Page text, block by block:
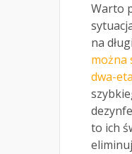
Warto
na
można
dwa-
to ich